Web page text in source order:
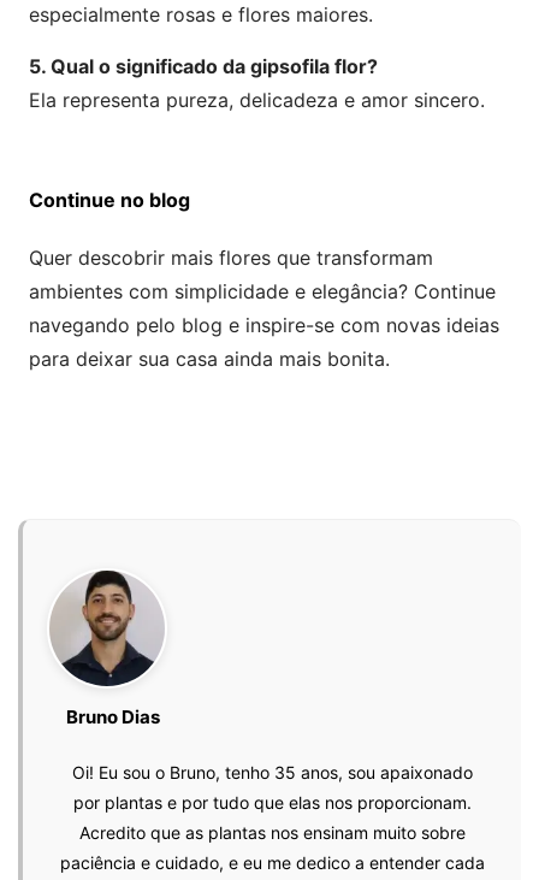
especialmente rosas e flores maiores.
5. Qual o significado da gipsofila flor?
Ela representa pureza, delicadeza e amor sincero.
Continue no blog
Quer descobrir mais flores que transformam
ambientes com simplicidade e elegância? Continue
navegando pelo blog e inspire-se com novas ideias
para deixar sua casa ainda mais bonita.
Bruno Dias
Oi! Eu sou o Bruno, tenho 35 anos, sou apaixonado
por plantas e por tudo que elas nos proporcionam.
Acredito que as plantas nos ensinam muito sobre
paciência e cuidado, e eu me dedico a entender cada